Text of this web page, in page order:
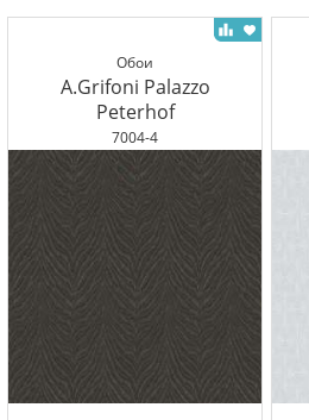
Обои
A.Grifoni Palazzo
Peterhof
7004-4